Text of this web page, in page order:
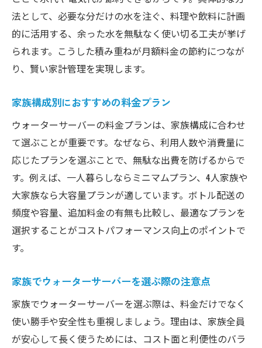
法として、必要な分だけの水を注ぐ、料理や飲料に計画
的に活用する、余った水を無駄なく使い切る工夫が挙げ
られます。こうした積み重ねが月額料金の節約につなが
り、賢い家計管理を実現します。
家族構成別におすすめの料金プラン
ウォーターサーバーの料金プランは、家族構成に合わせ
て選ぶことが重要です。なぜなら、利用人数や消費量に
応じたプランを選ぶことで、無駄な出費を防げるからで
す。例えば、一人暮らしならミニマムプラン、4人家族や
大家族なら大容量プランが適しています。ボトル配送の
頻度や容量、追加料金の有無も比較し、最適なプランを
選択することがコストパフォーマンス向上のポイントで
す。
家族でウォーターサーバーを選ぶ際の注意点
家族でウォーターサーバーを選ぶ際は、料金だけでなく
使い勝手や安全性も重視しましょう。理由は、家族全員
が安心して長く使うためには、コスト面と利便性のバラ